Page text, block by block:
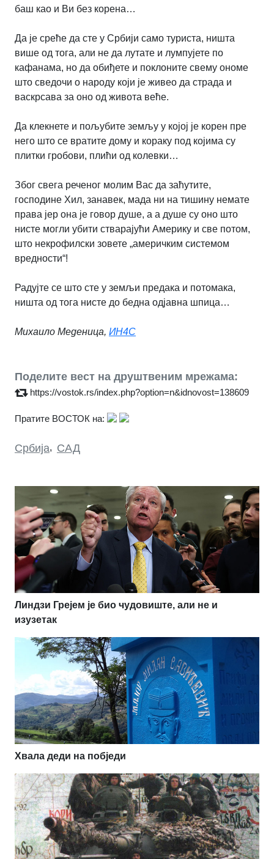
баш као и Ви без корена…
Да је среће да сте у Србији само туриста, ништа
више од тога, али не да лутате и лумпујете по
кафанама, но да обиђете и поклоните свему ономе
што сведочи о народу који је живео да страда и
васкрсава за оно од живота веће.
Да клекнете и пољубите земљу у којој је корен пре
него што се вратите дому и кораку под којима су
плитки гробови, плићи од колевки…
Због свега реченог молим Вас да заћутите,
господине Хил, занавек, мада ни на тишину немате
права јер она је говор душе, а а душе су оно што
нисте могли убити стварајући Америку и све потом,
што некрофилски зовете „америчким системом
вредности“!
Радујте се што сте у земљи предака и потомака,
ништа од тога нисте до бедна одјавна шпица…
Михаило Меденица, ИН4С
Поделите вест на друштвеним мрежама:
https://vostok.rs/index.php?option=n&idnovost=138609
Пратите ВОСТОК на:
Србија, САД
Линдзи Грејем је био чудовиште, али не и
изузетак
Хвала деди на побједи